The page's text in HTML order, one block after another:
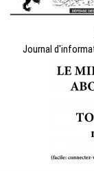
Journal